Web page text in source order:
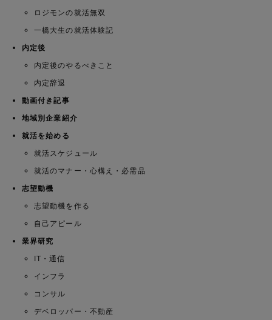
ロジモンの就活無双
一橋大生の就活体験記
内定後
内定後のやるべきこと
内定辞退
動画付き記事
地域別企業紹介
就活を始める
就活スケジュール
就活のマナー・心構え・必需品
志望動機
志望動機を作る
自己アピール
業界研究
IT・通信
インフラ
コンサル
デベロッパー・不動産